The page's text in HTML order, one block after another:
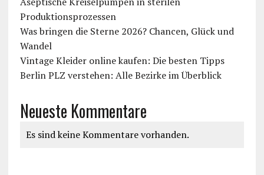
Produktionsprozessen
Was bringen die Sterne 2026? Chancen, Glück und
Wandel
Vintage Kleider online kaufen: Die besten Tipps
Berlin PLZ verstehen: Alle Bezirke im Überblick
Neueste Kommentare
Es sind keine Kommentare vorhanden.